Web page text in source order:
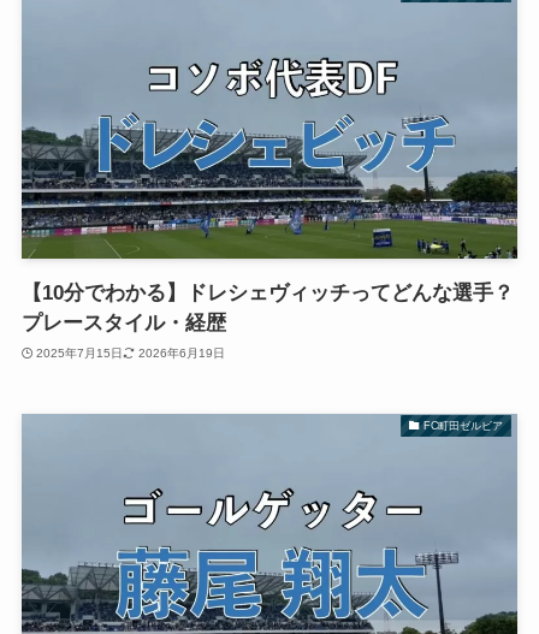
【10分でわかる】ドレシェヴィッチってどんな選手？
プレースタイル・経歴
2025年7月15日 2026年6月19日
FC町田ゼルビア